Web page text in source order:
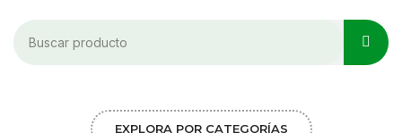
EXPLORA POR CATEGORÍAS